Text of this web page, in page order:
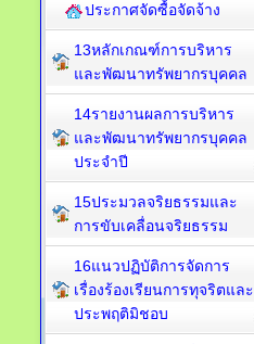
ประกาศจัดซื้อจัดจ้าง
13หลักเกณฑ์การบริหาร
และพัฒนาทรัพยากรบุคคล
14รายงานผลการบริหาร
และพัฒนาทรัพยากรบุคคล
ประจำปี
15ประมวลจริยธรรมและ
การขับเคลื่อนจริยธรรม
16แนวปฏิบัติการจัดการ
เรื่องร้องเรียนการทุจริตและ
ประพฤติมิชอบ